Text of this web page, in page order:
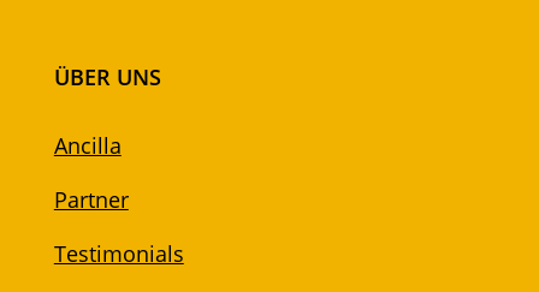
ÜBER UNS
Ancilla
Partner
Testimonials